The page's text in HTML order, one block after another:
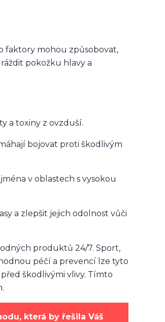
faktory mohou způsobovat,
pokožku hlavy a
a toxiny z ovzduší.
bojovat proti škodlivým
v oblastech s vysokou
a zlepšit jejich odolnost vůči
produktů 24/7. Sport,
péčí a prevencí lze tyto
škodlivými vlivy. Tímto
která by řešila Váš